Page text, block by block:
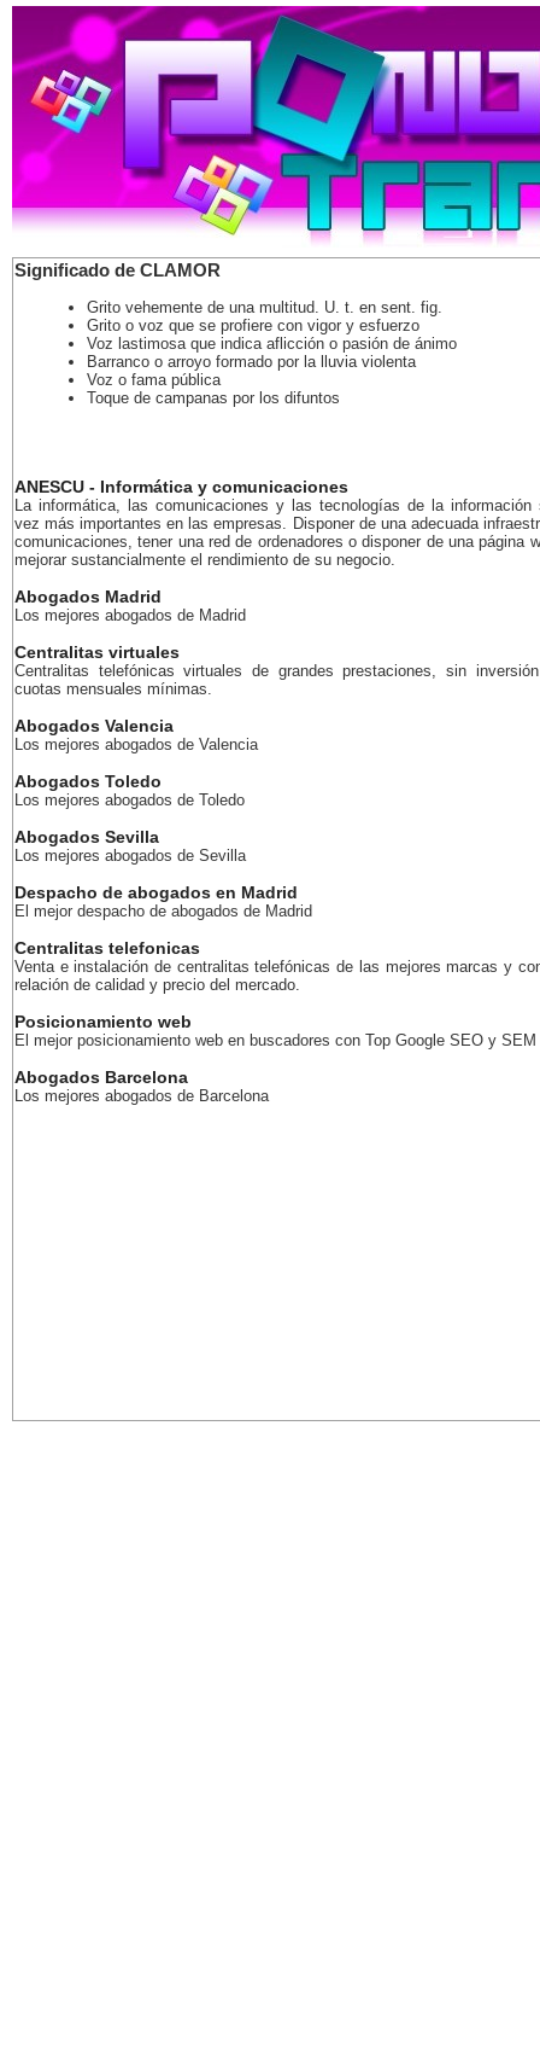
Significado de CLAMOR
Grito vehemente de una multitud. U. t. en sent. fig.
Grito o voz que se profiere con vigor y esfuerzo
Voz lastimosa que indica aflicción o pasión de ánimo
Barranco o arroyo formado por la lluvia violenta
Voz o fama pública
Toque de campanas por los difuntos
ANESCU - Informática y comunicaciones
La informática, las comunicaciones y las tecnologías de la información
vez más importantes en las empresas. Disponer de una adecuada
comunicaciones, tener una red de ordenadores o disponer de una página
mejorar sustancialmente el rendimiento de su negocio.
Abogados Madrid
Los mejores abogados de Madrid
Centralitas virtuales
Centralitas telefónicas virtuales de grandes prestaciones, sin
cuotas mensuales mínimas.
Abogados Valencia
Los mejores abogados de Valencia
Abogados Toledo
Los mejores abogados de Toledo
Abogados Sevilla
Los mejores abogados de Sevilla
Despacho de abogados en Madrid
El mejor despacho de abogados de Madrid
Centralitas telefonicas
Venta e instalación de centralitas telefónicas de las mejores marcas y
relación de calidad y precio del mercado.
Posicionamiento web
El mejor posicionamiento web en buscadores con Top Google SEO y SEM
Abogados Barcelona
Los mejores abogados de Barcelona